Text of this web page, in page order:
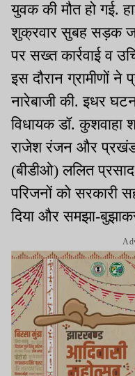
युवक की मौत हो गई.
शुक्रवार सुबह सड़क
पर सख्त कार्रवाई व
इस दौरान ग्रामीणों
नारेबाजी की. इधर
विधायक डॉ.कुशवाहा
राजेश रंजन और
(बीडीओ) ललित
परिजनों को सरकारी
दिया और समझा-